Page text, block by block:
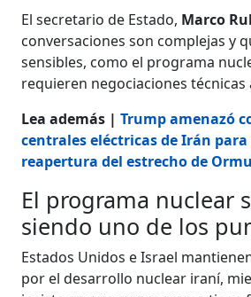
El secretario de Estado, Marco
conversaciones son complejas y
sensibles, como el programa
requieren negociaciones técnicas
Lea además |Trump amenazó
centrales eléctricas de Irán
reapertura del estrecho de
El programa nuclear
siendo uno de los
Estados Unidos e Israel
por el desarrollo nuclear iraní,